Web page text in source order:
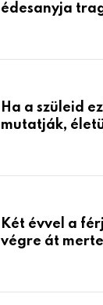
édesanyja
Ha a szüleid
mutatják,
Két évvel a
végre át
életemet